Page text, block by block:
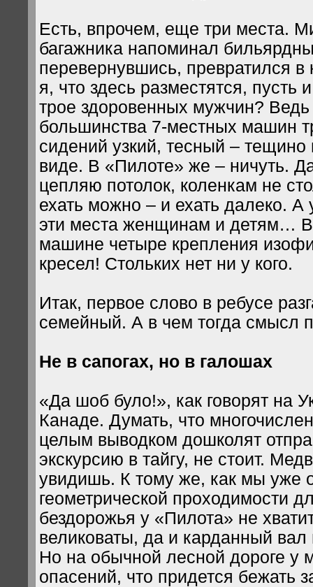
Есть, впрочем, еще три места.
багажника напоминал
перевернувшись, превратился
я, что здесь разместятся, пусть
трое здоровенных мужчин?
большинства 7-местных машин
сидений узкий, тесный – тещино
виде. В «Пилоте» же – ничуть.
цепляю потолок, коленкам не
ехать можно – и ехать далеко. А
эти места женщинам и детям…
машине четыре крепления
кресел! Стольких нет ни у кого.
Итак, первое слово в ребусе
семейный. А в чем тогда смысл
Не в сапогах, но в галошах
«Да шоб було!», как говорят на
Канаде. Думать, что
целым выводком дошколят
экскурсию в тайгу, не стоит.
увидишь. К тому же, как мы уже
геометрической проходимости
бездорожья у «Пилота» не
великоваты, да и карданный
Но на обычной лесной дороге у
опасений, что придется бежать